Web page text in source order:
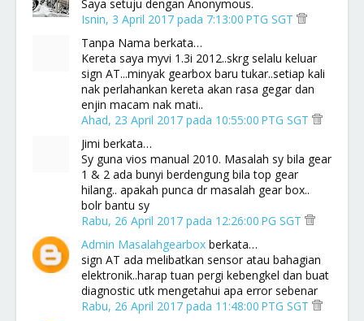
Saya setuju dengan Anonymous.
Isnin, 3 April 2017 pada 7:13:00 PTG SGT
Tanpa Nama berkata…
Kereta saya myvi 1.3i 2012..skrg selalu keluar
sign AT...minyak gearbox baru tukar..setiap kali
nak perlahankan kereta akan rasa gegar dan
enjin macam nak mati..
Ahad, 23 April 2017 pada 10:55:00 PTG SGT
Jimi berkata…
Sy guna vios manual 2010. Masalah sy bila gear
1 & 2 ada bunyi berdengung bila top gear
hilang.. apakah punca dr masalah gear box..
bolr bantu sy
Rabu, 26 April 2017 pada 12:26:00 PG SGT
Admin Masalahgearbox berkata…
sign AT ada melibatkan sensor atau bahagian
elektronik..harap tuan pergi kebengkel dan buat
diagnostic utk mengetahui apa error sebenar
Rabu, 26 April 2017 pada 11:48:00 PTG SGT